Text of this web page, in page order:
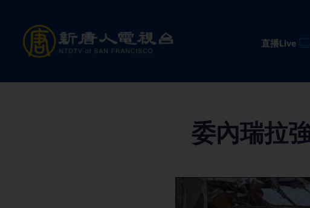
content
直播Live
委內瑞拉